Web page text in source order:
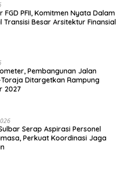
FGD PFII, Komitmen Nyata Dalam
Transisi Besar Arsitektur Finansial
Pembangunan Jalan
Ditargetkan Rampung
2027
Serap Aspirasi Personel
Perkuat Koordinasi Jaga